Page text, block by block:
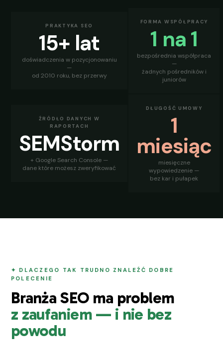
PRAKTYKA SEO
15+ lat
doświadczenia w pozycjonowaniu
—
od 2010 roku, bez przerwy
FORMA WSPÓŁPRACY
1 na 1
bezpośrednia współpraca
—
żadnych pośredników i
juniorów
ŹRÓDŁO DANYCH W
RAPORTACH
SEMStorm
+ Google Search Console —
dane które możesz zweryfikować
DŁUGOŚĆ UMOWY
1
miesiąc
miesięczne
wypowiedzenie —
bez kar i pułapek
✦ DLACZEGO TAK TRUDNO ZNALEŹĆ DOBRE
POLECENIE
Branża SEO ma problem
z zaufaniem — i nie bez
powodu